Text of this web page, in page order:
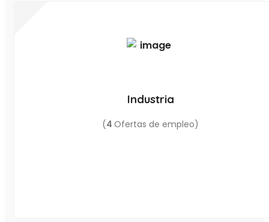
Industria
(4Ofertas de empleo)